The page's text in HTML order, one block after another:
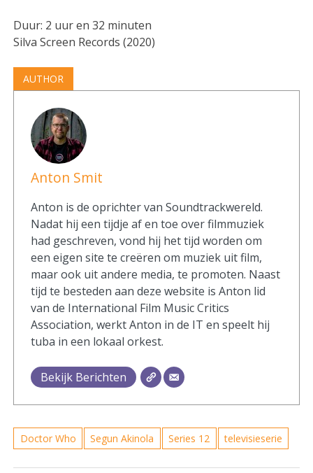
Duur: 2 uur en 32 minuten
Silva Screen Records (2020)
AUTHOR
Anton Smit
Anton is de oprichter van Soundtrackwereld.
Nadat hij een tijdje af en toe over filmmuziek
had geschreven, vond hij het tijd worden om
een eigen site te creëren om muziek uit film,
maar ook uit andere media, te promoten. Naast
tijd te besteden aan deze website is Anton lid
van de International Film Music Critics
Association, werkt Anton in de IT en speelt hij
tuba in een lokaal orkest.
Bekijk Berichten
Doctor Who Segun Akinola Series 12 televisieserie